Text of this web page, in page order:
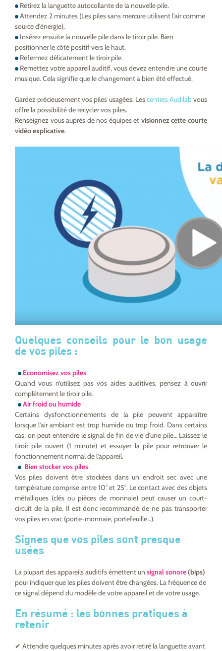
Retirez la languette autocollante de la nouvelle pile.
Attendez 2 minutes (Les piles sans mercure utilisent l’air comme
source d’énergie).
Insérez ensuite la nouvelle pile dans le tiroir pile. Bien
positionner le côté positif vers le haut.
Refermez délicatement le tiroir pile.
Remettez votre appareil auditif, vous devez entendre une courte
musique. Cela signifie que le changement a bien été effectué.
Gardez précieusement vos piles usagées. Lescentres Audilabvous
offre la possibilité de recycler vos piles.
Renseignez vous auprès de nos équipes et visionnez cette courte
vidéo explicative.
Quelques conseils pour le bon usage
de vos piles :
Economisez vos piles
Quand vous n’utilisez pas vos aides auditives, pensez à ouvrir
complètement le tiroir pile.
Air froid ou humide
Certains dysfonctionnements de la pile peuvent apparaître
lorsque l’air ambiant est trop humide ou trop froid. Dans certains
cas, on peut entendre le signal de fin de vie d’une pile… Laissez le
tiroir pile ouvert (1 minute) et essuyer la pile pour retrouver le
fonctionnement normal de l’appareil.
Bien stocker vos piles
Vos piles doivent être stockées dans un endroit sec avec une
température comprise entre 10° et 25°. Le contact avec des objets
métalliques (clés ou pièces de monnaie) peut causer un court-
circuit de la pile. Il est donc recommandé de ne pas transporter
vos piles en vrac (porte-monnaie, portefeuille…).
Signes que vos piles sont presque
usées
La plupart des appareils auditifs émettent un signal sonore(bips)
pour indiquer que les piles doivent être changées. La fréquence de
ce signal dépend du modèle de votre appareil et de votre usage.
En résumé : les bonnes pratiques à
retenir
✔ Attendre quelques minutes après avoir retiré la languette avant